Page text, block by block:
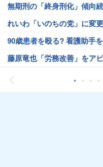
無期刑の「終身刑化」傾向
れいわ「いのちの党」に変
90歳患者を殴る? 看護助手
藤原竜也「労務改善」をア